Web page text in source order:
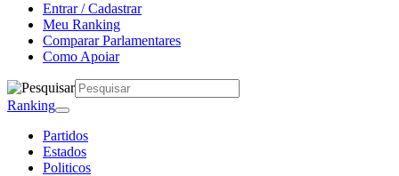
Entrar / Cadastrar
Meu Ranking
Comparar Parlamentares
Como Apoiar
Ranking
Partidos
Estados
Politicos